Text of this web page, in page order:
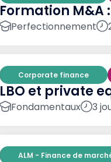
Formation
Perfectionnement
Corporate finance
LBO et private
Fondamentaux 3
ALM - Finance de